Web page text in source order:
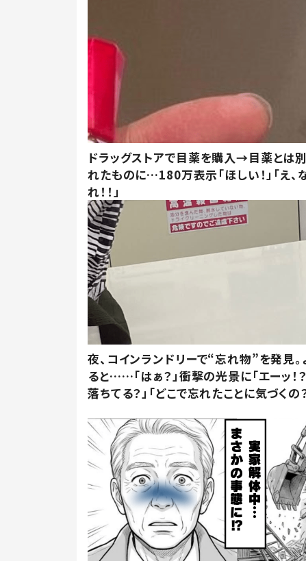
ドラッグストアで目薬を購入→目薬とは
れたものに…180万表示「ほしい！」「え、
れ！！」
夜、コインランドリーで“忘れ物”を発見。
ると……「はぁ？」衝撃の光景に「エーッ！？
落ちてる？」「どこで忘れたことに気づくの